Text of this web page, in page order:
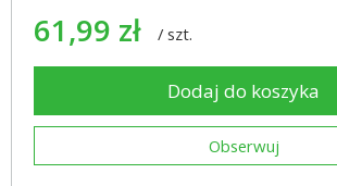
61,99 zł / szt.
Dodaj do koszyka
Obserwuj